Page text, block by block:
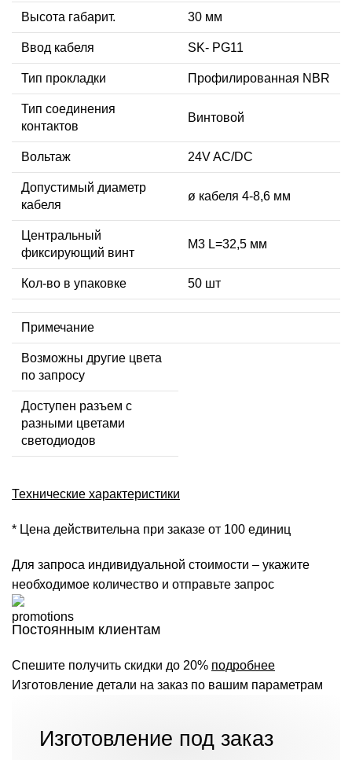
Высота габарит. 30 мм
Ввод кабеля SK- PG11
Тип прокладки Профилированная NBR
Тип соединения
контактов
Винтовой
Вольтаж 24V AC/DC
Допустимый диаметр
кабеля
ø кабеля 4-8,6 мм
Центральный
фиксирующий винт
М3 L=32,5 мм
Кол-во в упаковке 50 шт
Примечание
Возможны другие цвета
по запросу
Доступен разъем с
разными цветами
светодиодов
Технические характеристики
* Цена действительна при заказе от 100 единиц
Для запроса индивидуальной стоимости – укажите
необходимое количество и отправьте запрос
Постоянным клиентам
Спешите получить скидки до 20% подробнее
Изготовление детали на заказ по вашим параметрам
Изготовление под заказ